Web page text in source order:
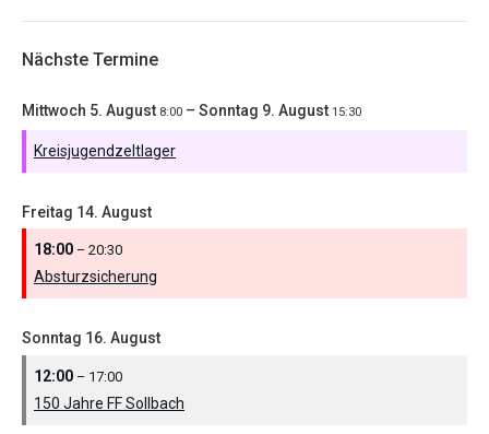
Nächste Termine
Mittwoch 5. August 8:00 – Sonntag 9. August 15:30
Kreisjugendzeltlager
Freitag 14. August
18:00 – 20:30
Absturzsicherung
Sonntag 16. August
12:00 – 17:00
150 Jahre FF Sollbach